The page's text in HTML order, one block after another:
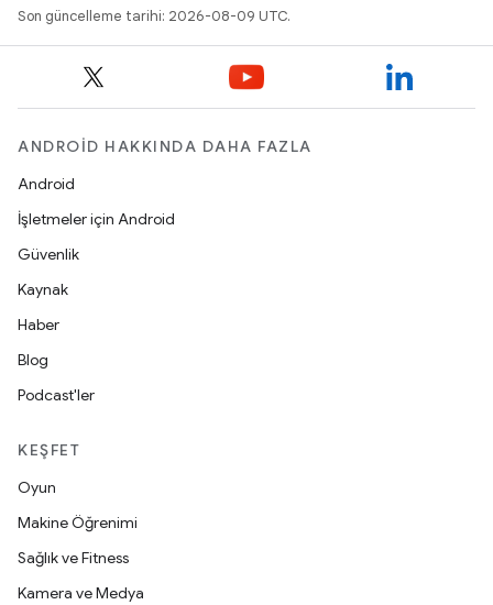
Son güncelleme tarihi: 2026-08-09 UTC.
ANDROID HAKKINDA DAHA FAZLA
Android
İşletmeler için Android
Güvenlik
Kaynak
Haber
Blog
Podcast'ler
KEŞFET
Oyun
Makine Öğrenimi
Sağlık ve Fitness
Kamera ve Medya